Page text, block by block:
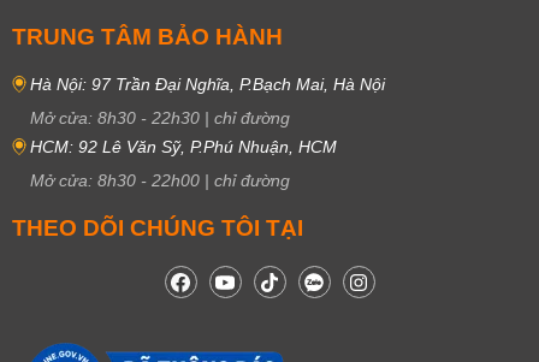
TRUNG TÂM BẢO HÀNH
Hà Nội: 97 Trần Đại Nghĩa, P.Bạch Mai, Hà Nội
Mở cửa: 8h30 - 22h30 | chỉ đường
HCM: 92 Lê Văn Sỹ, P.Phú Nhuận, HCM
Mở cửa: 8h30 - 22h00 | chỉ đường
THEO DÕI CHÚNG TÔI TẠI